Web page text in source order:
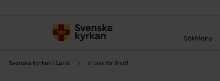
SökMeny
Svenska kyrkan i Lund Vi ber för fred!